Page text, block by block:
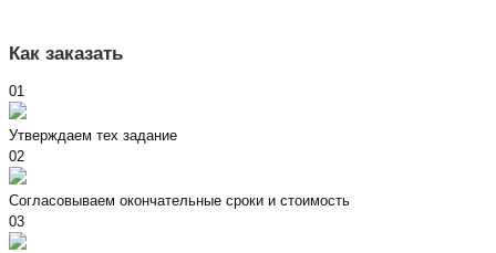
Как заказать
01
Утверждаем тех задание
02
Согласовываем окончательные сроки и стоимость
03